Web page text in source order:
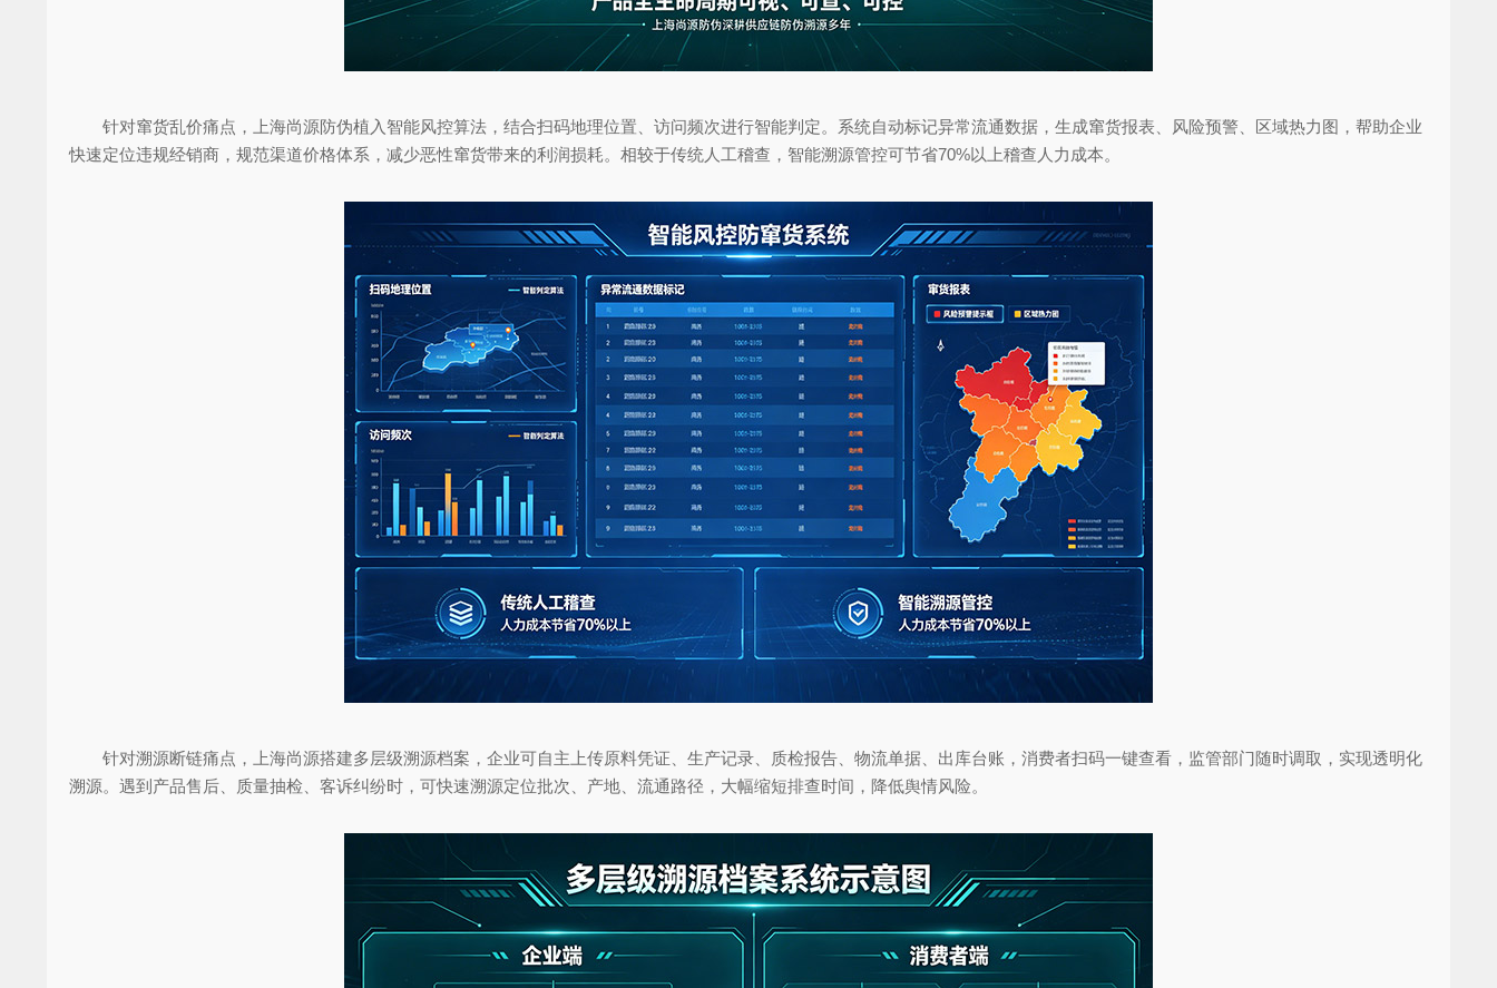
针对窜货乱价痛点，上海尚源防伪植入智能风控算法，结合扫码地理位置、访问频次进行智能判定。系统自动标记异常流通数据，生成窜货报表、风险预警、区域热力图，帮助企业
快速定位违规经销商，规范渠道价格体系，减少恶性窜货带来的利润损耗。相较于传统人工稽查，智能溯源管控可节省70%以上稽查人力成本。
针对溯源断链痛点，上海尚源搭建多层级溯源档案，企业可自主上传原料凭证、生产记录、质检报告、物流单据、出库台账，消费者扫码一键查看，监管部门随时调取，实现透明化
溯源。遇到产品售后、质量抽检、客诉纠纷时，可快速溯源定位批次、产地、流通路径，大幅缩短排查时间，降低舆情风险。